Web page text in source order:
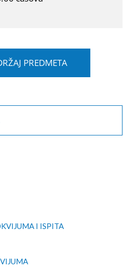
PREDMETA
I ISPITA